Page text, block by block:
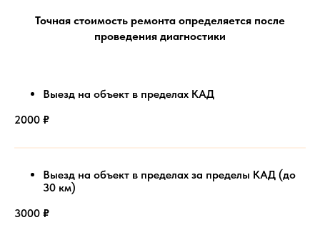
Точная стоимость ремонта определяется после
проведения диагностики
Выезд на объект в пределах КАД
2000 ₽
Выезд на объект в пределах за пределы КАД (до
30 км)
3000 ₽